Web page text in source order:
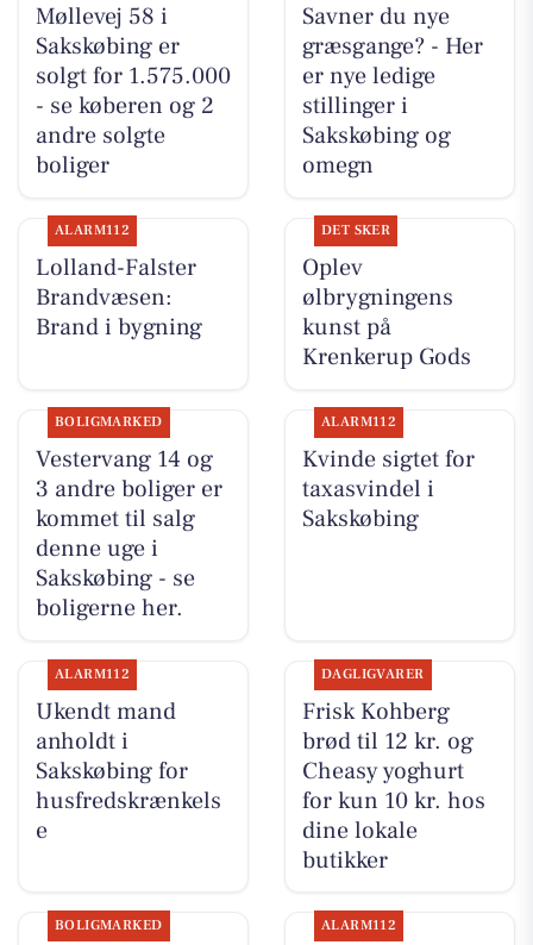
Møllevej 58 i
Sakskøbing er
solgt for 1.575.000
- se køberen og 2
andre solgte
boliger
Savner du nye
græsgange? - Her
er nye ledige
stillinger i
Sakskøbing og
omegn
ALARM112
Lolland-Falster
Brandvæsen:
Brand i bygning
DET SKER
Oplev
ølbrygningens
kunst på
Krenkerup Gods
BOLIGMARKED
Vestervang 14 og
3 andre boliger er
kommet til salg
denne uge i
Sakskøbing - se
boligerne her.
ALARM112
Kvinde sigtet for
taxasvindel i
Sakskøbing
ALARM112
Ukendt mand
anholdt i
Sakskøbing for
husfredskrænkels
e
DAGLIGVARER
Frisk Kohberg
brød til 12 kr. og
Cheasy yoghurt
for kun 10 kr. hos
dine lokale
butikker
BOLIGMARKED ALARM112